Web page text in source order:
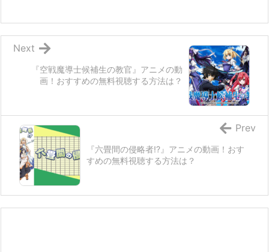
『空戦魔導士候補生の教官』アニメの動
画！おすすめの無料視聴する方法は？
Next
『六畳間の侵略者!?』アニメの動画！おす
すめの無料視聴する方法は？
Prev